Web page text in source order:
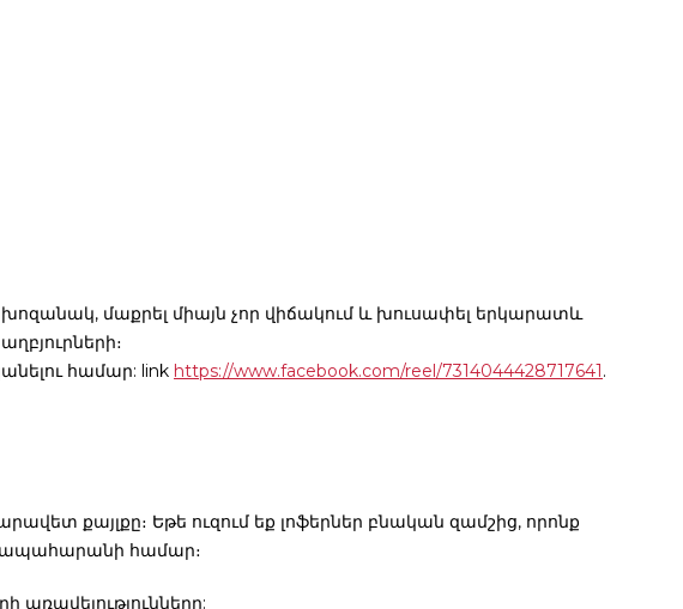
մաքրել միայն չոր վիճակում և խուսափել երկարատև
համար: link https://www.facebook.com/reel/7314044428717641.
քայլքը։ Եթե ուզում եք լոֆերներ բնական զամշից, որոնք
համար։